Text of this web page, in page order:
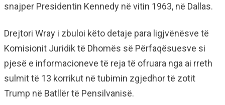
snajper Presidentin Kennedy në vitin 1963, në Dallas.
Drejtori Wray i zbuloi këto detaje para ligjvënësve të
Komisionit Juridik të Dhomës së Përfaqësuesve si
pjesë e informacioneve të reja të ofruara nga ai rreth
sulmit të 13 korrikut në tubimin zgjedhor të zotit
Trump në Batllër të Pensilvanisë.